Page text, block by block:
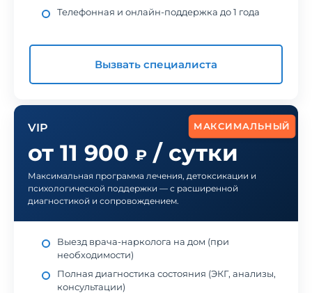
Телефонная и онлайн-поддержка до 1 года
Вызвать специалиста
МАКСИМАЛЬНЫЙ
VIP
от 11 900 ₽ / сутки
Максимальная программа лечения, детоксикации и
психологической поддержки — с расширенной
диагностикой и сопровождением.
Выезд врача-нарколога на дом (при
необходимости)
Полная диагностика состояния (ЭКГ, анализы,
консультации)